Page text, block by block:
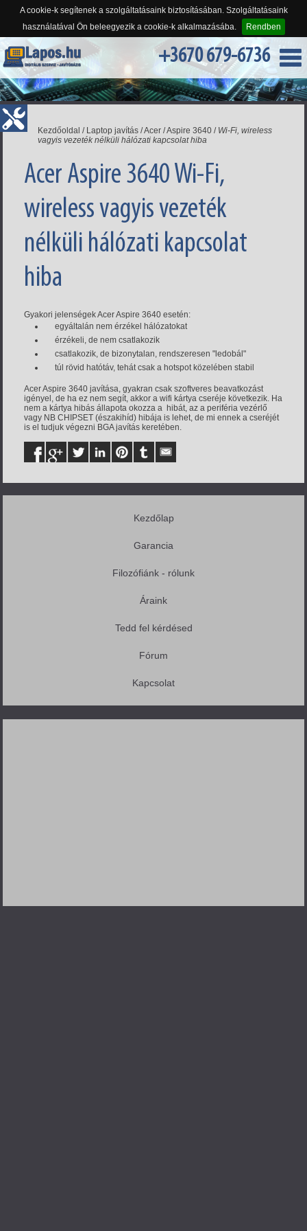
A cookie-k segítenek a szolgáltatásaink biztosításában. Szolgáltatásaink
használatával Ön beleegyezik a cookie-k alkalmazásába.
Rendben
+3670 679-6736
Kezdőoldal / Laptop javítás /Acer /Aspire 3640 / Wi-Fi, wireless
vagyis vezeték nélküli hálózati kapcsolat hiba
Acer Aspire 3640 Wi-Fi,
wireless vagyis vezeték
nélküli hálózati kapcsolat
hiba
Gyakori jelenségek Acer Aspire 3640 esetén:
egyáltalán nem érzékel hálózatokat
érzékeli, de nem csatlakozik
csatlakozik, de bizonytalan, rendszeresen "ledobál"
túl rövid hatótáv, tehát csak a hotspot közelében stabil
Acer Aspire 3640 javítása, gyakran csak szoftveres beavatkozást
igényel, de ha ez nem segít, akkor a wifi kártya cseréje következik. Ha
nem a kártya hibás állapota okozza a hibát, az a periféria vezérlő
vagy NB CHIPSET (északihíd) hibája is lehet, de mi ennek a cseréjét
is el tudjuk végezni BGA javítás keretében.
Kezdőlap
Garancia
Filozófiánk - rólunk
Áraink
Tedd fel kérdésed
Fórum
Kapcsolat